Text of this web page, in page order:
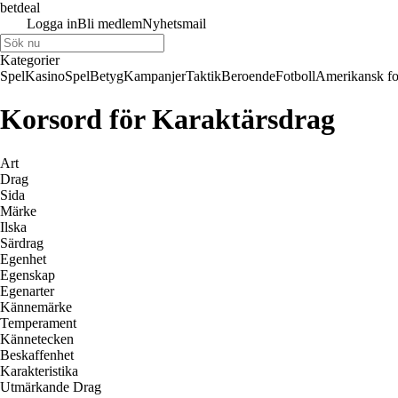
betdeal
Logga inBli medlemNyhetsmail
Kategorier
SpelKasinoSpelBetygKampanjerTaktikBeroendeFotbollAmerikansk
Korsord för Karaktärsdrag
Art
Drag
Sida
Märke
Ilska
Särdrag
Egenhet
Egenskap
Egenarter
Kännemärke
Temperament
Kännetecken
Beskaffenhet
Karakteristika
Utmärkande Drag